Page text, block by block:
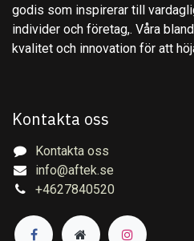
godis som inspirerar till
individer och företag,. Våra
kvalitet och innovation för att
Kontakta oss
Kontakta oss
info@aftek.se
+4627840520